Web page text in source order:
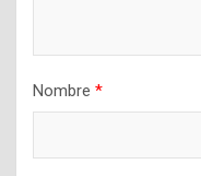
Nombre *